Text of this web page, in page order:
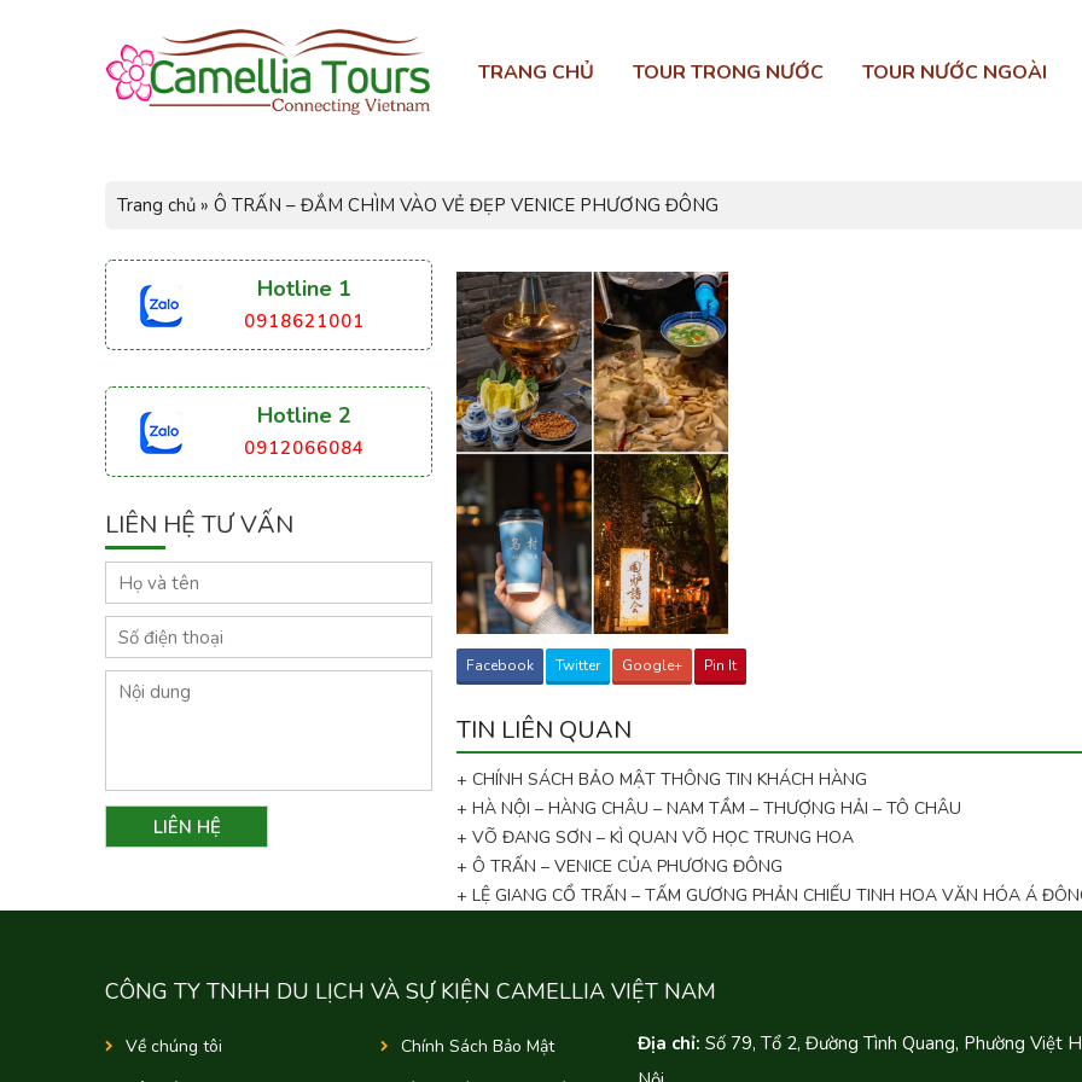
TRANG CHỦ TOUR TRONG NƯỚC TOUR NƯỚC NGOÀI
Trang chủ » Ô TRẤN – ĐẮM CHÌM VÀO VẺ ĐẸP VENICE PHƯƠNG ĐÔNG
Facebook Twitter Google+ Pin It
TIN LIÊN QUAN
+ CHÍNH SÁCH BẢO MẬT THÔNG TIN KHÁCH HÀNG
+ HÀ NỘI – HÀNG CHÂU – NAM TẦM – THƯỢNG HẢI – TÔ CHÂU
+ VÕ ĐANG SƠN – KÌ QUAN VÕ HỌC TRUNG HOA
+ Ô TRẤN – VENICE CỦA PHƯƠNG ĐÔNG
+ LỆ GIANG CỔ TRẤN – TẤM GƯƠNG PHẢN CHIẾU TINH HOA VĂN HÓA Á
Hotline 1
0918621001
Hotline 2
0912066084
LIÊN HỆ TƯ VẤN
CÔNG TY TNHH DU LỊCH VÀ SỰ KIỆN CAMELLIA VIỆT NAM
Về chúng tôi
Chính Sách Bảo Mật
Địa chỉ: Số 79, Tổ 2, Đường Tình Quang, Phường Việt